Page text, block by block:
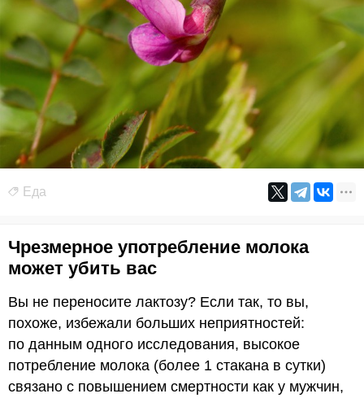
Еда
Чрезмерное употребление молока
может убить вас
Вы не переносите лактозу? Если так, то вы,
похоже, избежали больших неприятностей:
по данным одного исследования, высокое
потребление молока (более 1 стакана в сутки)
связано с повышением смертности как у мужчин,